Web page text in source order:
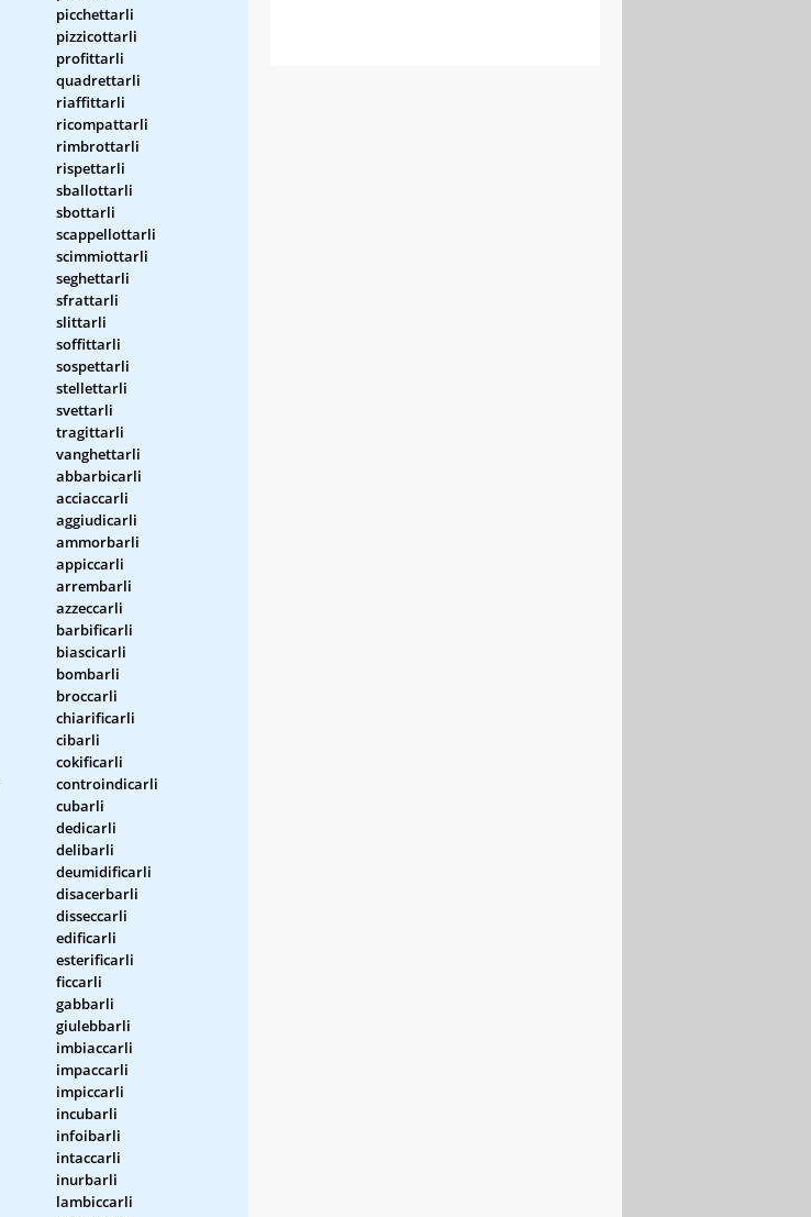
picchettarli
pizzicottarli
profittarli
quadrettarli
riaffittarli
ricompattarli
rimbrottarli
rispettarli
sballottarli
sbottarli
scappellottarli
scimmiottarli
seghettarli
sfrattarli
slittarli
soffittarli
sospettarli
stellettarli
svettarli
tragittarli
vanghettarli
abbarbicarli
acciaccarli
aggiudicarli
ammorbarli
appiccarli
arrembarli
azzeccarli
barbificarli
biascicarli
bombarli
broccarli
chiarificarli
cibarli
cokificarli
controindicarli
cubarli
dedicarli
delibarli
deumidificarli
disacerbarli
disseccarli
edificarli
esterificarli
ficcarli
gabbarli
giulebbarli
imbiaccarli
impaccarli
impiccarli
incubarli
infoibarli
intaccarli
inurbarli
lambiccarli